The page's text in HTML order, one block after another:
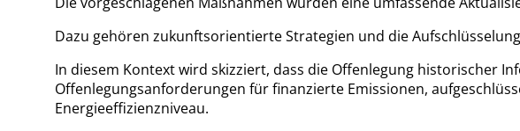
Dazu gehören zukunftsorientierte Strategien und die
In diesem Kontext wird skizziert, dass die Offenlegung historischer
Offenlegungsanforderungen für finanzierte Emissionen,
Energieeffizienzniveau.